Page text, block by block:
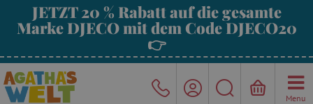
JETZT 20 % Rabatt auf die gesamte
Marke DJECO mit dem Code DJECO20
👉
Menu